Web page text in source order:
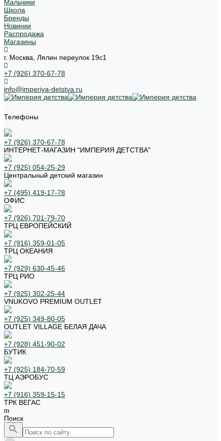
Мальчики
Школа
Бренды
Новинки
Распродажа
Магазины
г. Москва, Лялин переулок 19с1
+7 (926) 370-67-78
info@imperiya-detstva.ru
Телефоны
+7 (926) 370-67-78
ИНТЕРНЕТ-МАГАЗИН "ИМПЕРИЯ ДЕТСТВА"
+7 (925) 054-25-29
Центральный детский магазин
+7 (495) 419-17-78
ОФИС
+7 (926) 701-79-70
ТРЦ ЕВРОПЕЙСКИЙ
+7 (916) 359-01-05
ТРЦ ОКЕАНИЯ
+7 (929) 630-45-46
ТРЦ РИО
+7 (925) 302-25-44
VNUKOVO PREMIUM OUTLET
+7 (925) 349-80-05
OUTLET VILLAGE БЕЛАЯ ДАЧА
+7 (928) 451-90-02
БУТИК
+7 (925) 184-70-59
ТЦ АЭРОБУС
+7 (916) 359-15-15
ТРК ВЕГАС
Поиск